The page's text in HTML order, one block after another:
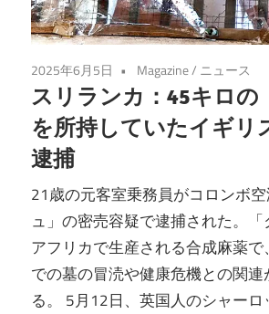
2025年6月5日 Magazine/ ニュース
スリランカ：45キロの
を所持していたイギリ
逮捕
21歳の元客室乗務員がコロンボ
ュ」の密売容疑で逮捕された。
アフリカで生産される合成麻薬
での墓の冒涜や健康危機との関
る。 5月12日、英国人のシャーロ